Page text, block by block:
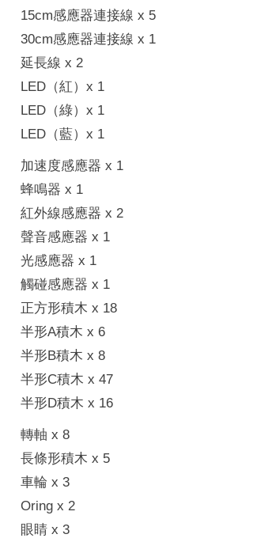
15cm感應器連接線 x 5
30cm感應器連接線 x 1
延長線 x 2
LED（紅）x 1
LED（綠）x 1
LED（藍）x 1
加速度感應器 x 1
蜂鳴器 x 1
紅外線感應器 x 2
聲音感應器 x 1
光感應器 x 1
觸碰感應器 x 1
正方形積木 x 18
半形A積木 x 6
半形B積木 x 8
半形C積木 x 47
半形D積木 x 16
轉軸 x 8
​長條形積木 x 5
車輪 x 3
Oring x 2
眼睛 x 3​